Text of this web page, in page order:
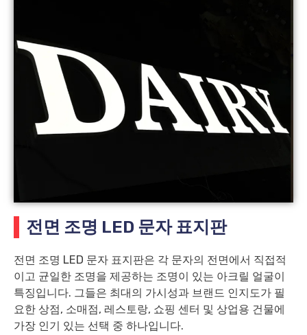
전면 조명 LED 문자 표지판
전면 조명 LED 문자 표지판은 각 문자의 전면에서 직접적
이고 균일한 조명을 제공하는 조명이 있는 아크릴 얼굴이
특징입니다. 그들은 최대의 가시성과 브랜드 인지도가 필
요한 상점, 소매점, 레스토랑, 쇼핑 센터 및 상업용 건물에
가장 인기 있는 선택 중 하나입니다.